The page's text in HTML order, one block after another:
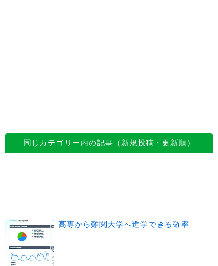
同じカテゴリー内の記事（新規投稿・更新順）
高専から難関大学へ進学できる確率